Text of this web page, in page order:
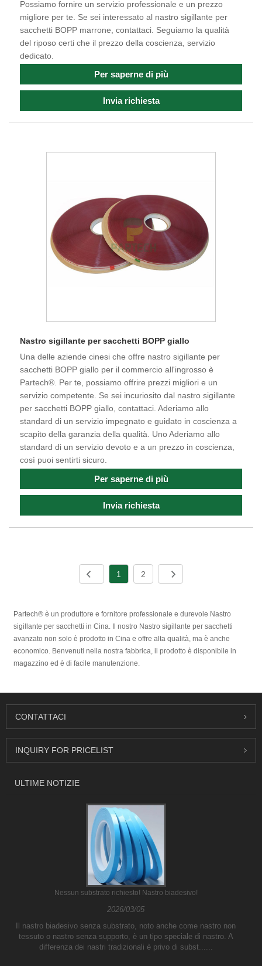
Possiamo fornire un servizio professionale e un prezzo
migliore per te. Se sei interessato al nastro sigillante per
sacchetti BOPP marrone, contattaci. Seguiamo la qualità
del riposo certi che il prezzo della coscienza, servizio
dedicato.
Per saperne di più
Invia richiesta
Nastro sigillante per sacchetti BOPP giallo
Una delle aziende cinesi che offre nastro sigillante per
sacchetti BOPP giallo per il commercio all'ingrosso è
Partech®. Per te, possiamo offrire prezzi migliori e un
servizio competente. Se sei incuriosito dal nastro sigillante
per sacchetti BOPP giallo, contattaci. Aderiamo allo
standard di un servizio impegnato e guidato in coscienza a
scapito della garanzia della qualità. Uno Aderiamo allo
standard di un servizio devoto e a un prezzo in coscienza,
così puoi sentirti sicuro.
Per saperne di più
Invia richiesta
1 2
Partech® è un produttore e fornitore professionale e durevole Nastro
sigillante per sacchetti in Cina. Il nostro Nastro sigillante per sacchetti
avanzato non solo è prodotto in Cina e offre alta qualità, ma è anche
economico. Benvenuti nella nostra fabbrica, il prodotto è disponibile in
magazzino ed è di facile manutenzione.
CONTATTACI
INQUIRY FOR PRICELIST
ULTIME NOTIZIE
Nessun substrato richiesto! Nastro biadesivo!
2026/03/05
Il nastro biadesivo senza substrato, noto anche come nastro non
tessuto o nastro senza supporto, è un tipo speciale di nastro. A
differenza dei nastri tradizionali è privo di subst......